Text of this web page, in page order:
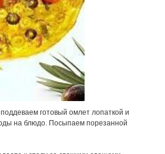
готовый омлет лопаткой и
на блюдо. Посыпаем порезанной